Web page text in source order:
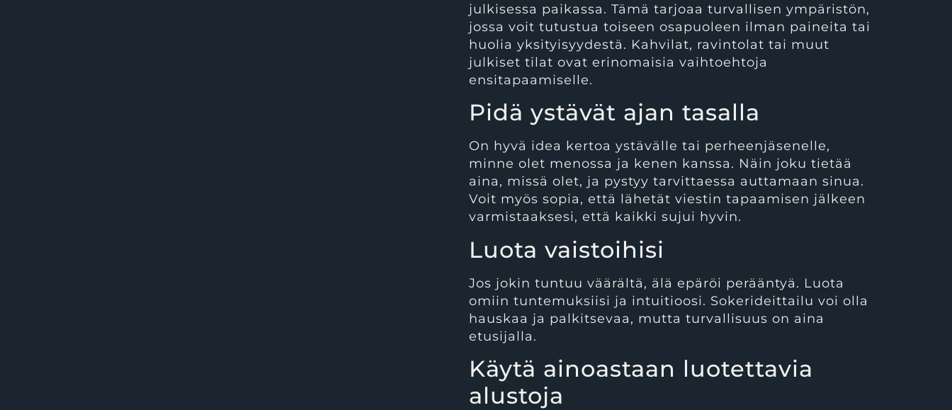
julkisessa paikassa. Tämä tarjoaa turvallisen ympäristön,
jossa voit tutustua toiseen osapuoleen ilman paineita tai
huolia yksityisyydestä. Kahvilat, ravintolat tai muut
julkiset tilat ovat erinomaisia vaihtoehtoja
ensitapaamiselle.
Pidä ystävät ajan tasalla
On hyvä idea kertoa ystävälle tai perheenjäsenelle,
minne olet menossa ja kenen kanssa. Näin joku tietää
aina, missä olet, ja pystyy tarvittaessa auttamaan sinua.
Voit myös sopia, että lähetät viestin tapaamisen jälkeen
varmistaaksesi, että kaikki sujui hyvin.
Luota vaistoihisi
Jos jokin tuntuu väärältä, älä epäröi perääntyä. Luota
omiin tuntemuksiisi ja intuitioosi. Sokerideittailu voi olla
hauskaa ja palkitsevaa, mutta turvallisuus on aina
etusijalla.
Käytä ainoastaan luotettavia
alustoja